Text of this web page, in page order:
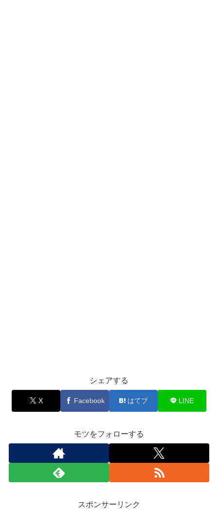
シェアする
X Facebook はてブ LINE
モツをフォローする
スポンサーリンク